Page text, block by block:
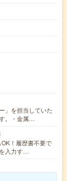
」を担当していた
。・金属…
！履歴書不要で
入力す…